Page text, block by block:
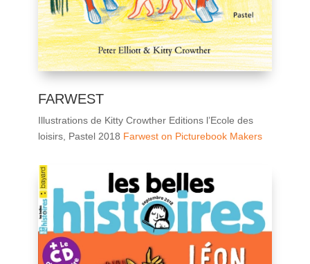
FARWEST
Illustrations de Kitty Crowther Editions l’Ecole des
loisirs, Pastel 2018 Farwest on Picturebook Makers